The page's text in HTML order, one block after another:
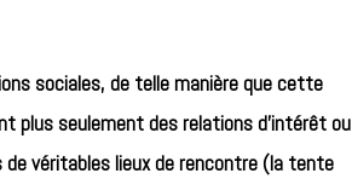
sociales, de telle manière que cette
plus seulement des relations d’intérêt ou
de véritables lieux de rencontre (la tente